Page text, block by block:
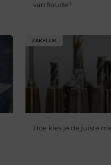
van fraude?
ZAKELIJK
Hoe kies je de juiste